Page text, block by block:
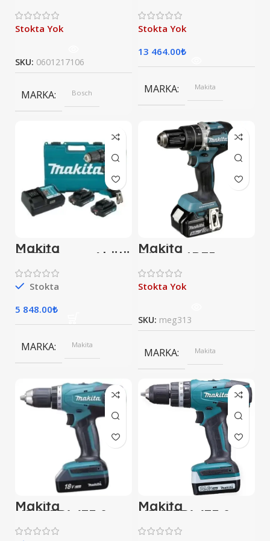
Watt Dekupaj
Testere
Stokta Yok
SKU: 0601217106
MARKA Bosch
Volt -3,0 Ah
Lityum Akülü
Matkap Vidalama
(Çift Akülü)
Stokta Yok
13 464.00₺
MARKA Makita
Makita
Df333Dwae Akülü
Matkap Vidalama
12V 2A
Stokta
5 848.00₺
MARKA Makita
Makita
DHP484RFJ
Akülü Darbeli
Matkap
Stokta Yok
SKU: meg313
MARKA Makita
Makita
HP457DWE3 2
Akülü Darbeli
Matkap
Makita
HP457DWE3 2
Akülü Darbeli
Matkap